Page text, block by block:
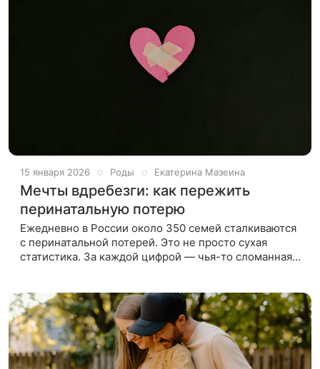
15 января 2026 Роды Екатерина Мазеина
Мечты вдребезги: как пережить
перинатальную потерю
Ежедневно в России около 350 семей сталкиваются
с перинатальной потерей. Это не просто сухая
статистика. За каждой цифрой — чья-то сломанная